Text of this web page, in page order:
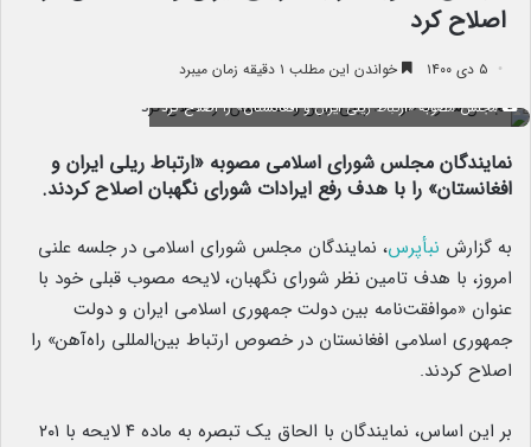
اصلاح کرد
۵ دی ۱۴۰۰ خواندن این مطلب ۱ دقیقه زمان میبرد
مجلس مصوبه «ارتباط ریلی ایران و افغانستان» را اصلاح کرد
نمایندگان مجلس شورای اسلامی مصوبه «ارتباط ریلی ایران و
افغانستان» را با هدف رفع ایرادات شورای نگهبان اصلاح کردند.
به گزارش نبأپرس، نمایندگان مجلس شورای اسلامی در جلسه علنی
امروز، با هدف تامین نظر شورای نگهبان، لایحه مصوب قبلی خود با
عنوان «موافقت‌نامه بین دولت جمهوری اسلامی ایران و دولت
جمهوری اسلامی افغانستان در خصوص ارتباط بین‌المللی راه‌آهن» را
اصلاح کردند.
بر این اساس، نمایندگان با الحاق یک تبصره به ماده ۴ لایحه با ۲۰۱